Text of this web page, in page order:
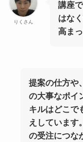
りくさん
講座
はな
高ま
提案の仕方や
の大事なポイ
キルはどこで
えしています
の受注につな